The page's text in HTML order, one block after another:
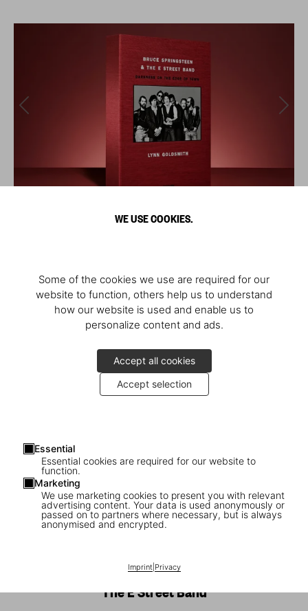
WE USE COOKIES.
Some of the cookies we use are required for our
website to function, others help us to understand
how our website is used and enable us to
personalize content and ads.
Accept all cookies
Accept selection
Essential
Essential cookies are required for our website to
function.
Marketing
We use marketing cookies to present you with relevant
advertising content. Your data is used anonymously or
passed on to partners where necessary, but is always
anonymised and encrypted.
Imprint| Privacy
1/20
Lynn Goldsmith. Bruce Springsteen &
The E Street Band